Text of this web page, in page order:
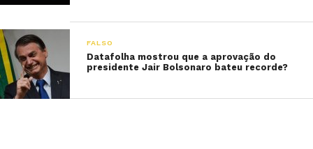
FALSO
Datafolha mostrou que a aprovação do
presidente Jair Bolsonaro bateu recorde?